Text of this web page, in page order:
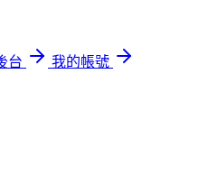
台
我的帳號